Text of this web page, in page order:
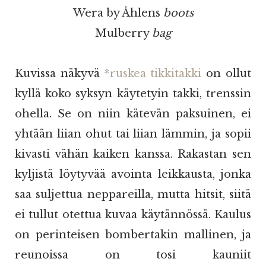
Wera by Åhlens boots
Mulberrybag
Kuvissa näkyvä *ruskea tikkitakki on ollut
kyllä koko syksyn käytetyin takki, trenssin
ohella. Se on niin kätevän paksuinen, ei
yhtään liian ohut tai liian lämmin, ja sopii
kivasti vähän kaiken kanssa. Rakastan sen
kyljistä löytyvää avointa leikkausta, jonka
saa suljettua neppareilla, mutta hitsit, siitä
ei tullut otettua kuvaa käytännössä. Kaulus
on perinteisen bombertakin mallinen, ja
reunoissa on tosi kauniit